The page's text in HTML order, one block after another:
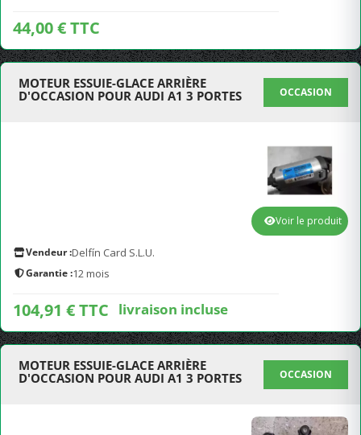
44,00 € TTC
MOTEUR ESSUIE-GLACE ARRIÈRE
D'OCCASION POUR AUDI A1 3 PORTES
OCCASION
Vendeur :Delfín Card S.L.U.
Garantie :12 mois
104,91 € TTC livraison incluse
Voir le produit
MOTEUR ESSUIE-GLACE ARRIÈRE
D'OCCASION POUR AUDI A1 3 PORTES
OCCASION